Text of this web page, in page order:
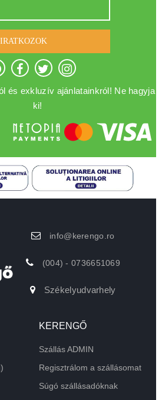
és exkluzív ajánlatainkról! Ne hagyja
ki!
info@kerengo.ro
(004) - 0736651069
Székelyudvarhely
KERENGŐ
Szállás ADMIN
Regisztrálom a szállásomat
Súgó szállásadóknak